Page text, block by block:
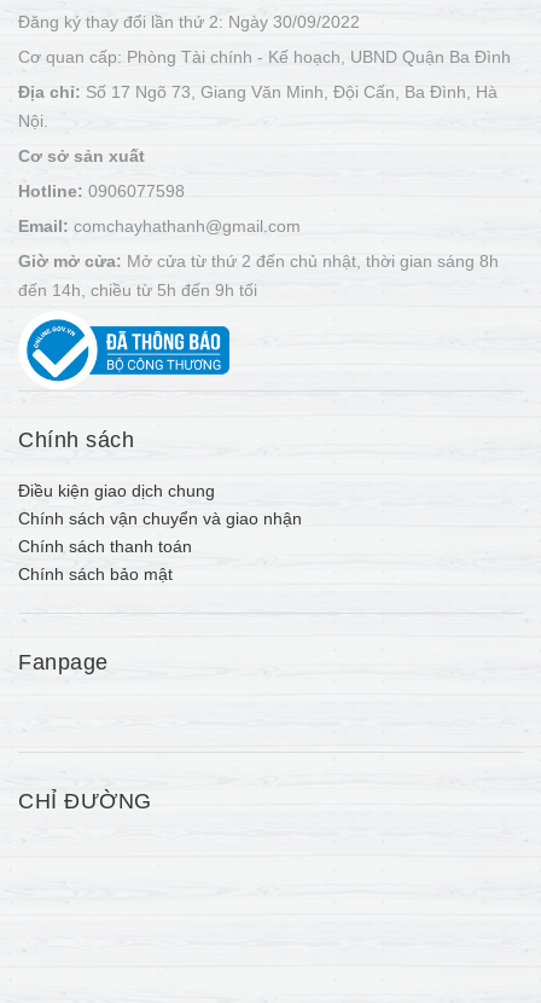
Đăng ký thay đổi lần thứ 2: Ngày 30/09/2022
Cơ quan cấp: Phòng Tài chính - Kế hoạch, UBND Quận Ba Đình
Địa chỉ: Số 17 Ngõ 73, Giang Văn Minh, Đội Cấn, Ba Đình, Hà
Nội.
Cơ sở sản xuất
Hotline: 0906077598
Email: comchayhathanh@gmail.com
Giờ mở cửa: Mở cửa từ thứ 2 đến chủ nhật, thời gian sáng 8h
đến 14h, chiều từ 5h đến 9h tối
Chính sách
Điều kiện giao dịch chung
Chính sách vận chuyển và giao nhận
Chính sách thanh toán
Chính sách bảo mật
Fanpage
CHỈ ĐƯỜNG